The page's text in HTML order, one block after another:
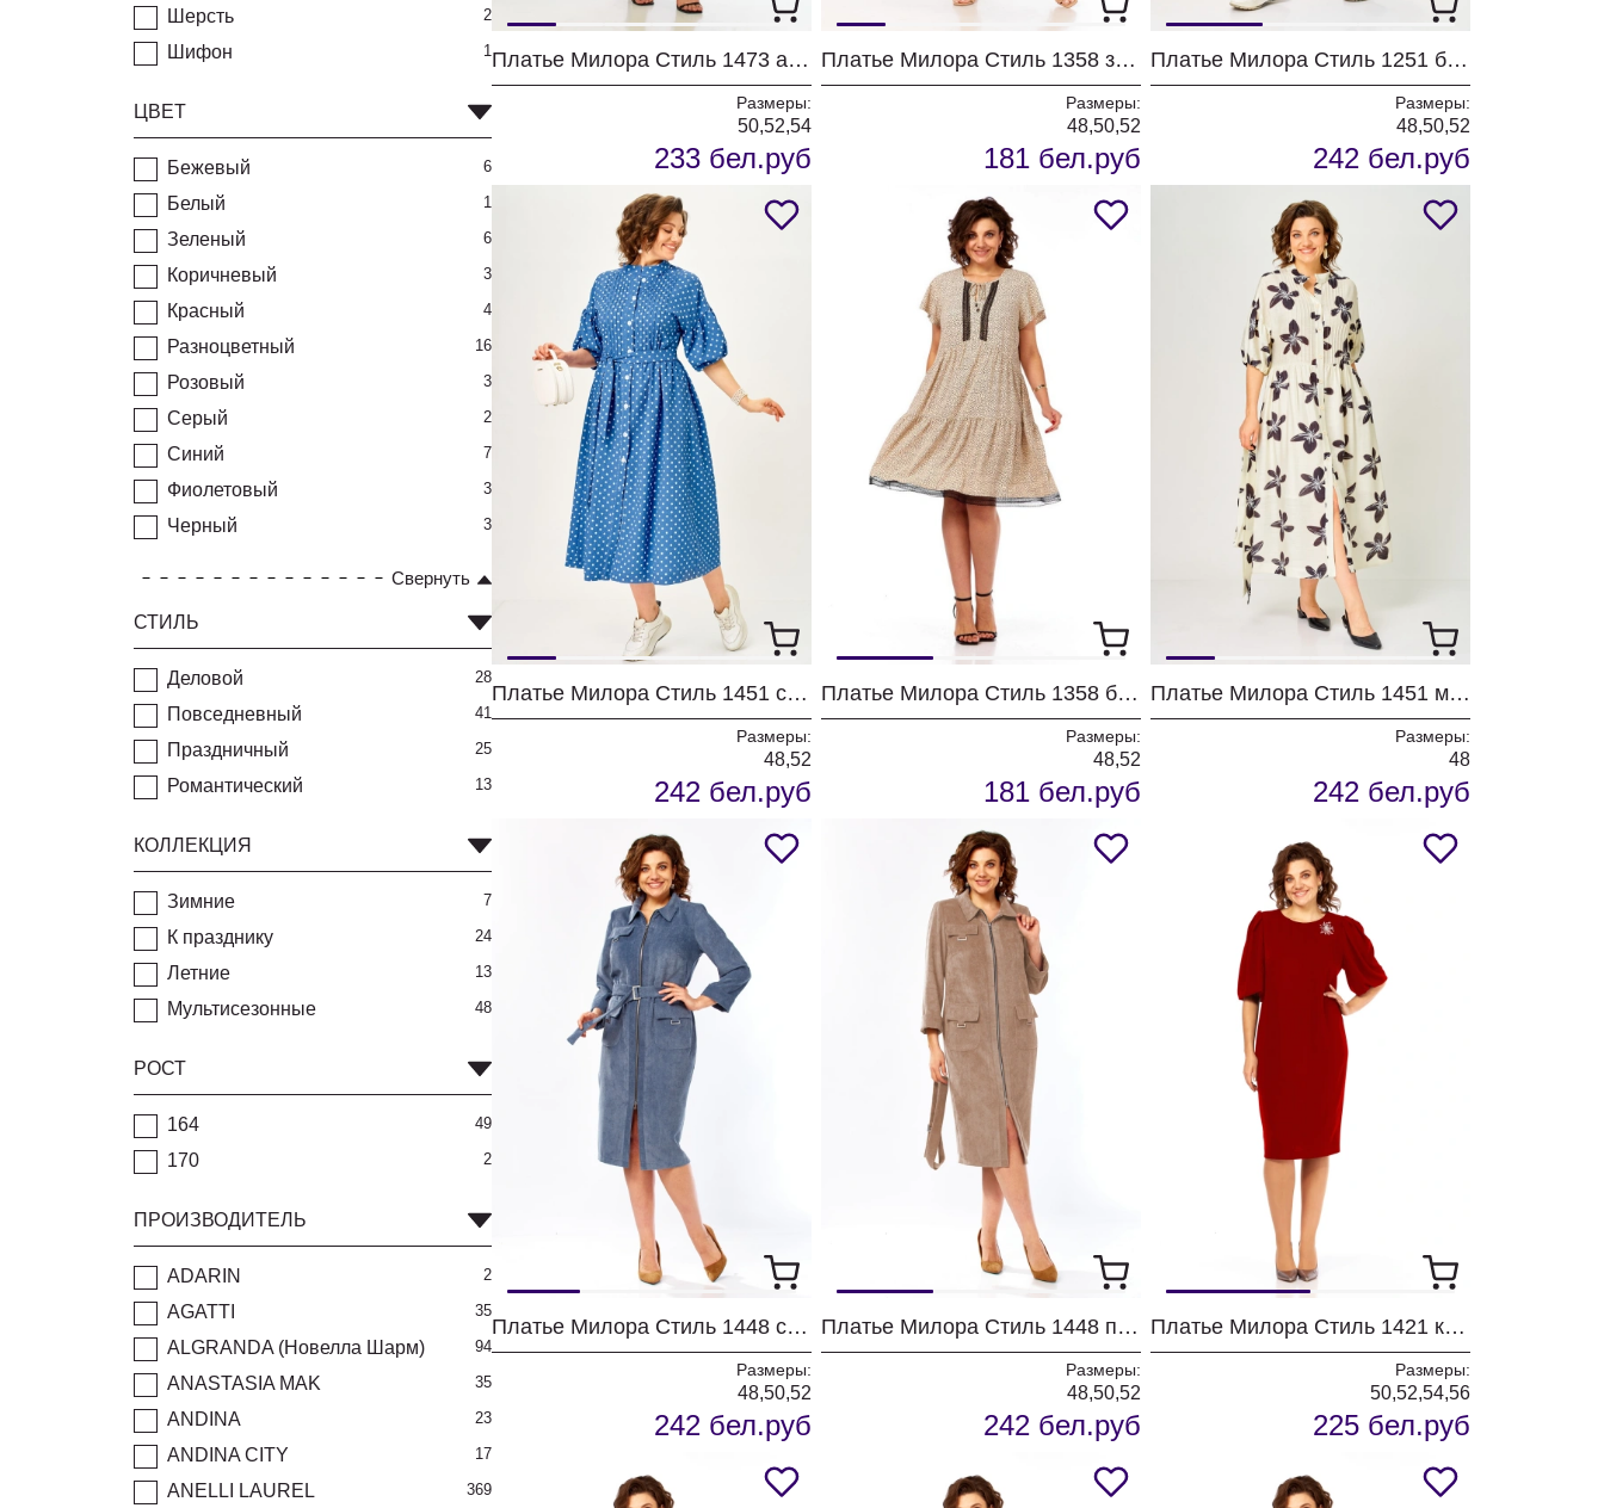
Шерсть 2
Шифон 1
ЦВЕТ
Бежевый 6
Белый 1
Зеленый 6
Коричневый 3
Красный 4
Разноцветный 16
Розовый 3
Серый 2
Синий 7
Фиолетовый 3
Черный 3
Свернуть
СТИЛЬ
Деловой 28
Повседневный 41
Праздничный 25
Романтический 13
КОЛЛЕКЦИЯ
Зимние 7
К празднику 24
Летние 13
Мультисезонные 48
РОСТ
164 49
170 2
ПРОИЗВОДИТЕЛЬ
ADARIN 2
AGATTI 35
ALGRANDA (Новелла Шарм) 94
ANASTASIA MAK 35
ANDINA 23
ANDINA CITY 17
ANELLI LAUREL 369
Платье Милора Стиль 1473 айвори
Размеры:
50,52,54
233 бел.руб
Платье Милора Стиль 1358 зебра
Размеры:
48,50,52
181 бел.руб
Платье Милора Стиль 1251 бежевый в горох
Размеры:
48,50,52
242 бел.руб
Платье Милора Стиль 1451 синий в горох
Размеры:
48,52
242 бел.руб
Платье Милора Стиль 1358 бежевый
Размеры:
48,52
181 бел.руб
Платье Милора Стиль 1451 молочный/темные цветы
Размеры:
48
242 бел.руб
Платье Милора Стиль 1448 синий
Размеры:
48,50,52
242 бел.руб
Платье Милора Стиль 1448 песочный
Размеры:
48,50,52
242 бел.руб
Платье Милора Стиль 1421 красный
Размеры:
50,52,54,56
225 бел.руб